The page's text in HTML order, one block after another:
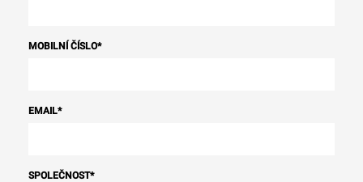
MOBILNÍ ČÍSLO*
EMAIL*
SPOLEČNOST*